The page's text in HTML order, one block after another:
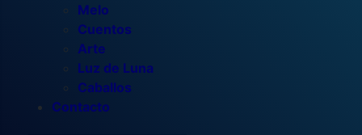
Melo
Cuentos
Arte
Luz de Luna
Caballos
Contacto